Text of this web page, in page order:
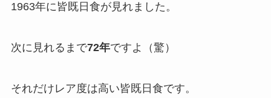
1963年に皆既日食が見れました。
次に見れるまで72年ですよ（驚）
それだけレア度は高い皆既日食です。